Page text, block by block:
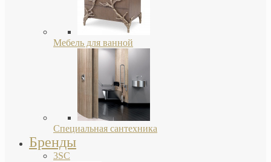
Мебель для ванной
Специальная сантехника
Бренды
3SC